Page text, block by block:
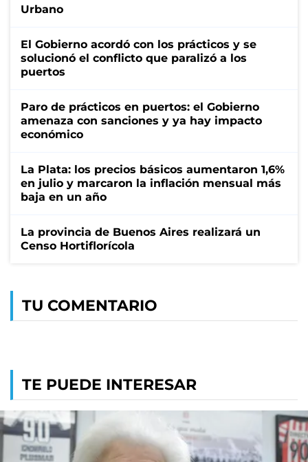
Urbano
El Gobierno acordó con los prácticos y se
solucionó el conflicto que paralizó a los
puertos
Paro de prácticos en puertos: el Gobierno
amenaza con sanciones y ya hay impacto
económico
La Plata: los precios básicos aumentaron 1,6%
en julio y marcaron la inflación mensual más
baja en un año
La provincia de Buenos Aires realizará un
Censo Hortiflorícola
TU COMENTARIO
TE PUEDE INTERESAR